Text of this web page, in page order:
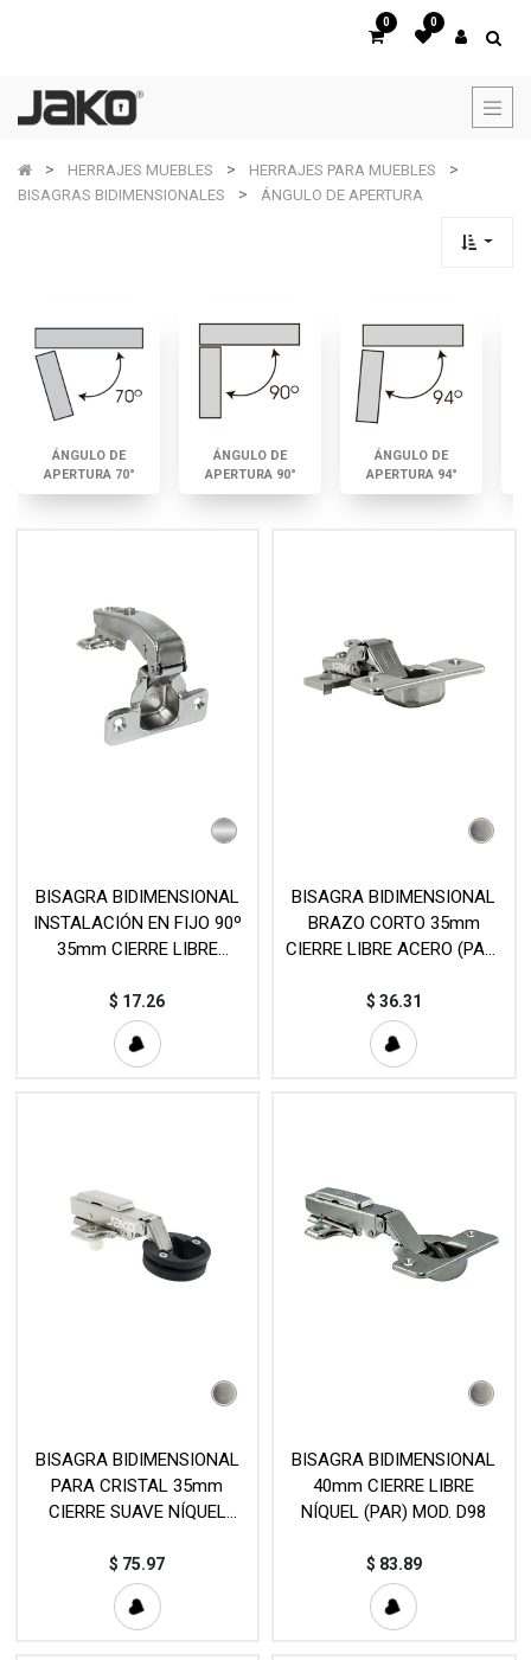
0 0
HERRAJES MUEBLES
HERRAJES PARA MUEBLES
BISAGRAS BIDIMENSIONALES
ÁNGULO DE APERTURA
ÁNGULO DE
APERTURA 70°
ÁNGULO DE
APERTURA 90°
ÁNGULO DE
APERTURA 94°
BISAGRA BIDIMENSIONAL
INSTALACIÓN EN FIJO 90º
35mm CIERRE LIBRE
$ 17.26
BISAGRA BIDIMENSIONAL
BRAZO CORTO 35mm
CIERRE LIBRE ACERO (PAR)
$ 36.31
BISAGRA BIDIMENSIONAL
PARA CRISTAL 35mm
CIERRE SUAVE NÍQUEL
$ 75.97
BISAGRA BIDIMENSIONAL
40mm CIERRE LIBRE
NÍQUEL (PAR) MOD. D98
$ 83.89